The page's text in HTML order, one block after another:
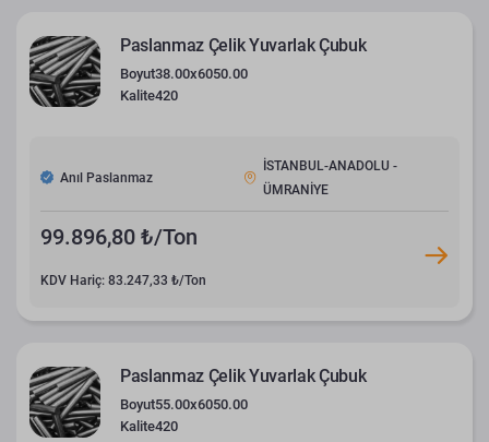
Paslanmaz Çelik Yuvarlak Çubuk
Boyut38.00x6050.00
Kalite420
Anıl Paslanmaz
İSTANBUL-ANADOLU -
ÜMRANİYE
99.896,80 ₺/Ton
KDV Hariç: 83.247,33 ₺/Ton
Paslanmaz Çelik Yuvarlak Çubuk
Boyut55.00x6050.00
Kalite420